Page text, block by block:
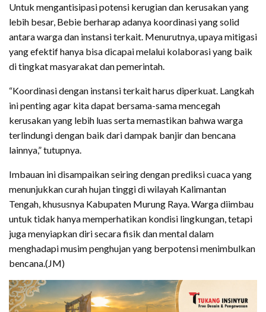
Untuk mengantisipasi potensi kerugian dan kerusakan yang
lebih besar, Bebie berharap adanya koordinasi yang solid
antara warga dan instansi terkait. Menurutnya, upaya mitigasi
yang efektif hanya bisa dicapai melalui kolaborasi yang baik
di tingkat masyarakat dan pemerintah.
“Koordinasi dengan instansi terkait harus diperkuat. Langkah
ini penting agar kita dapat bersama-sama mencegah
kerusakan yang lebih luas serta memastikan bahwa warga
terlindungi dengan baik dari dampak banjir dan bencana
lainnya,” tutupnya.
Imbauan ini disampaikan seiring dengan prediksi cuaca yang
menunjukkan curah hujan tinggi di wilayah Kalimantan
Tengah, khususnya Kabupaten Murung Raya. Warga diimbau
untuk tidak hanya memperhatikan kondisi lingkungan, tetapi
juga menyiapkan diri secara fisik dan mental dalam
menghadapi musim penghujan yang berpotensi menimbulkan
bencana.(JM)